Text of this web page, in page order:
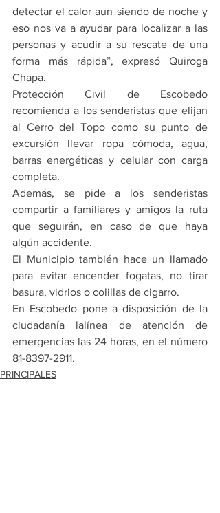
detectar el calor aun siendo de noche y
eso nos va a ayudar para localizar a las
personas y acudir a su rescate de una
forma más rápida”, expresó Quiroga
Chapa.
Protección Civil de Escobedo
recomienda a los senderistas que elijan
al Cerro del Topo como su punto de
excursión llevar ropa cómoda, agua,
barras energéticas y celular con carga
completa.
Además, se pide a los senderistas
compartir a familiares y amigos la ruta
que seguirán, en caso de que haya
algún accidente.
El Municipio también hace un llamado
para evitar encender fogatas, no tirar
basura, vidrios o colillas de cigarro.
En Escobedo pone a disposición de la
ciudadanía lalínea de atención de
emergencias las 24 horas, en el número
81-8397-2911.
PRINCIPALES